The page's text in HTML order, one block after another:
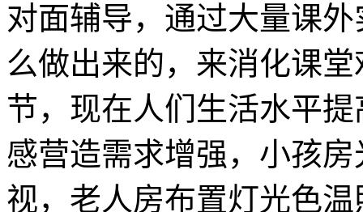
对面辅导，通过大量课
么做出来的，来消化课
节，现在人们生活水平
感营造需求增强，小孩
视，老人房布置灯光色